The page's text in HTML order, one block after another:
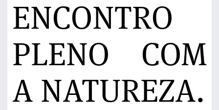
ENCONTRO
PLENO COM
A NATUREZA.